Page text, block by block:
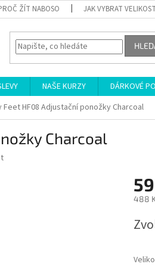
ŽÍT NABOSO JAK VYBRAT VELIKOST
NAŠE KURZY DÁRKOVÉ
Feet HF08 Adjustační ponožky Charcoal
Charcoal
488
cena: